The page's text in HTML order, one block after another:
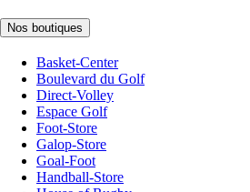
Nos boutiques
Basket-Center
Boulevard du Golf
Direct-Volley
Espace Golf
Foot-Store
Galop-Store
Goal-Foot
Handball-Store